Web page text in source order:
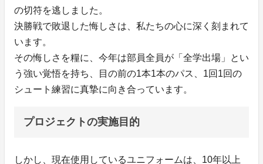
の切符を逃しました。
決勝戦で敗退した悔しさは、私たちの心に深く刻まれて
います。
その悔しさを糧に、今年は部員全員が「全学出場」とい
う強い覚悟を持ち、目の前の1本1本のパス、1回1回の
シュート練習に真摯に向き合っています。
プロジェクトの実施目的
しかし、現在使用しているユニフォームは、10年以上